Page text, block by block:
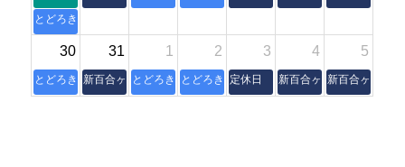
とどろき縁側
30
とどろき縁側
31
新百合ヶ丘本室
1
とどろき縁側
2
とどろき縁側
3
定休日
4
新百合ヶ丘本室
5
新百合ヶ丘本室